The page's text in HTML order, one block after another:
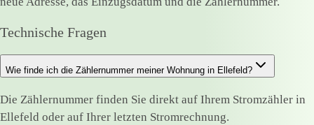
Technische Fragen
Wie finde ich die Zählernummer meiner Wohnung in Ellefeld?
Die Zählernummer finden Sie direkt auf Ihrem Stromzähler in
Ellefeld oder auf Ihrer letzten Stromrechnung.